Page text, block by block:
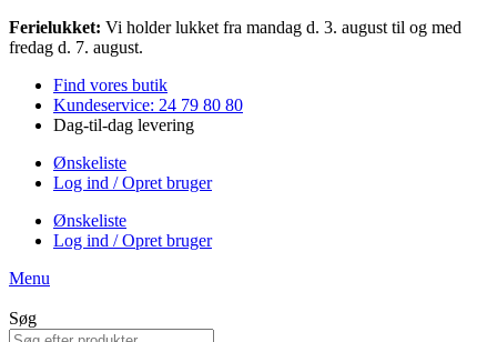
Videre
til
Ferielukket: Vi holder lukket fra mandag d. 3. august til og med
fredag d. 7. august.
Find vores butik
Kundeservice: 24 79 80 80
Dag-til-dag levering
Ønskeliste
Log ind / Opret bruger
Ønskeliste
Log ind / Opret bruger
Menu
Søg